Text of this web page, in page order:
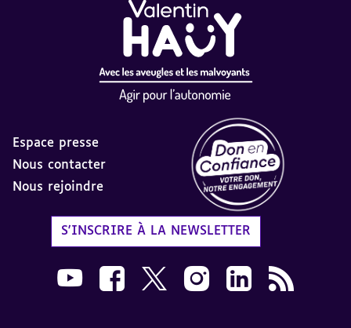
Espace presse
Nous contacter
Nous rejoindre
S'INSCRIRE À LA NEWSLETTER
Nous suivre sur Youtube AVH dans une
Nous suivre sur Facebook AVH dans
Nous suivre sur X AVH dans une
Nous suivre sur Instagram
Nous suivre sur
Flux RSS